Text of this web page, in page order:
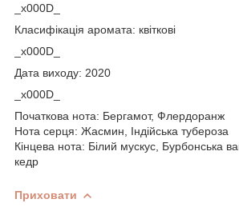
_x000D_
Класифікація аромата: квіткові
_x000D_
Дата виходу: 2020
_x000D_
Початкова нота: Бергамот, Флердоранж
Нота серця: Жасмин, Індійська тубероза
Кінцева нота: Білий мускус, Бурбонська
кедр
Приховати